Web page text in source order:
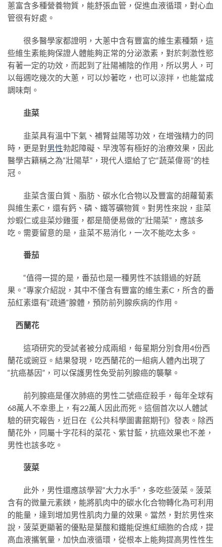
蔥富含多種營養物質，能舒張血管，促進血液循環，對心血
管很有好處。
很多醫學家都證明，大蔥中含有豐富的維生素種類，這
些維生素能夠保證人體能夠正常的分泌激素，對於刺激性慾
有著一定的功效，而起到了壯陽補陰的作用，所以男人，可
以每週吃幾次的大蔥，可以炒著吃，也可以涼拌，也能當成
調味劑。
韭菜
韭菜具有溫中下氣、補腎益陽等功效，在增強精力的同
時，更是對男性勃起障礙、早洩等有極好的治療效果，因此
醫學古籍稱之為“壯陽草”，現代人還給了它“蔬菜偉哥”的桂
冠。
韭菜含蛋白質、脂肪、碳水化合物以及豐富的胡蘿蔔素
與維生素C，還有鈣、磷、鐵等礦物質。對男性來說，韭菜
炒蝦仁或韭菜炒雞蛋，都是簡便易做的“壯陽菜”，應該多
吃。需要留意的是，韭菜不易消化，一次不能吃太多。
番茄
“值得一提的是，番茄也是一種男性不該錯過的好蔬
果。”專家介紹說，其中不僅含有豐富的維生素C，所含的番
茄紅素還有“疏通”腺體，預防前列腺疾病的作用。
西蘭花
這項研究的受試者被分成兩組，每星期分別食用4份西
蘭花或豌豆。結果發現，吃西蘭花的一組病人體內出現了
“抗癌基因”，可以保護男性免受前列腺癌的襲擊。
前列腺癌是僅次肺癌的男性二號癌症殺手，每年全球有
68萬人不幸患上，有22萬人因此而死。這個首次以人體試
驗的研究報告，近日在《公共科學圖書館期刊》發表。除西
蘭花外，同屬十字花科的菜花、紫甘藍，抗癌效果也不差，
男性也該多吃。
菠菜
此外，男性還應該學習“大力水手”，多吃些菠菜。菠菜
含有的微量元素鎂，能將肌肉中的碳水化合物轉化為可利用
的能量，達到增加男性肌肉力量的效果。當然，對於男性來
說，菠菜更顯著的優點是葉酸和鐵能促進紅細胞的合成，提
高血液攜氧量，加快血液循環，從根本上能夠提高男性性生